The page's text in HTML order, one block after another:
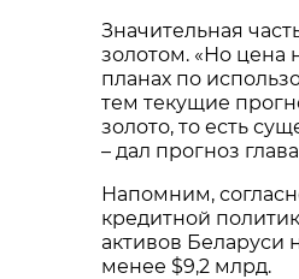
Значительная
золотом. «Но цена
планах по
тем текущие
золото, то есть
– дал прогноз
Напомним,
кредитной
активов Беларуси
менее $9,2 млрд.